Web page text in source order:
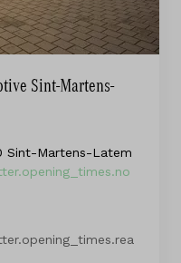
Sint-Martens-
Sint-Martens-Latem